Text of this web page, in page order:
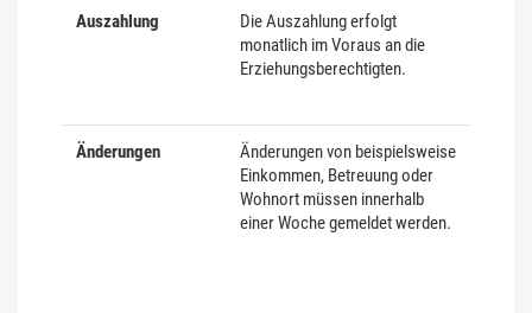
Auszahlung
Die Auszahlung erfolgt
monatlich im Voraus an die
Erziehungsberechtigten.
Änderungen
Änderungen von beispielsweise
Einkommen, Betreuung oder
Wohnort müssen innerhalb
einer Woche gemeldet werden.